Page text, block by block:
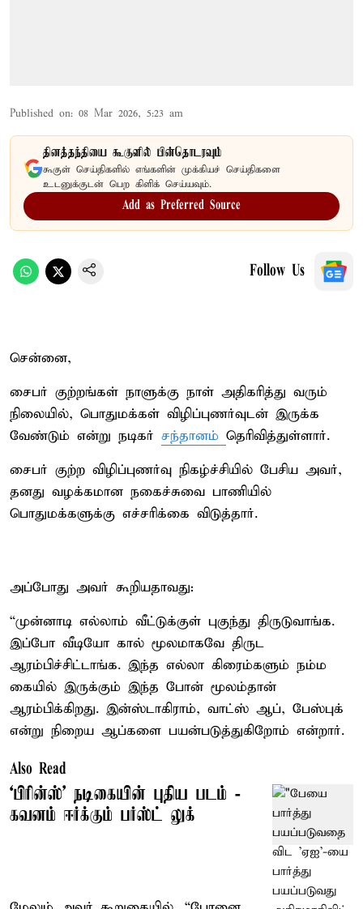
Published on: 08 Mar 2026, 5:23 am
தினத்தந்தியை கூகுளில் பின்தொடரவும்
கூகுள் செய்திகளில் எங்களின் முக்கியச் செய்திகளை
உடனுக்குடன் பெற கிளிக் செய்யவும்.
Add as Preferred Source
Follow Us
சென்னை,
சைபர் குற்றங்கள் நாளுக்கு நாள் அதிகரித்து வரும்
நிலையில், பொதுமக்கள் விழிப்புணர்வுடன் இருக்க
வேண்டும் என்று நடிகர் சந்தானம் தெரிவித்துள்ளார்.
சைபர் குற்ற விழிப்புணர்வு நிகழ்ச்சியில் பேசிய அவர்,
தனது வழக்கமான நகைச்சுவை பாணியில்
பொதுமக்களுக்கு எச்சரிக்கை விடுத்தார்.
அப்போது அவர் கூறியதாவது:
“முன்னாடி எல்லாம் வீட்டுக்குள் புகுந்து திருடுவாங்க.
இப்போ வீடியோ கால் மூலமாகவே திருட
ஆரம்பிச்சிட்டாங்க. இந்த எல்லா கிரைம்களும் நம்ம
கையில் இருக்கும் இந்த போன் மூலம்தான்
ஆரம்பிக்கிறது. இன்ஸ்டாகிராம், வாட்ஸ் ஆப், பேஸ்புக்
என்று நிறைய ஆப்களை பயன்படுத்துகிறோம் என்றார்.
Also Read
‘பிரின்ஸ்’ நடிகையின் புதிய படம் -
கவனம் ஈர்க்கும் பர்ஸ்ட் லுக்